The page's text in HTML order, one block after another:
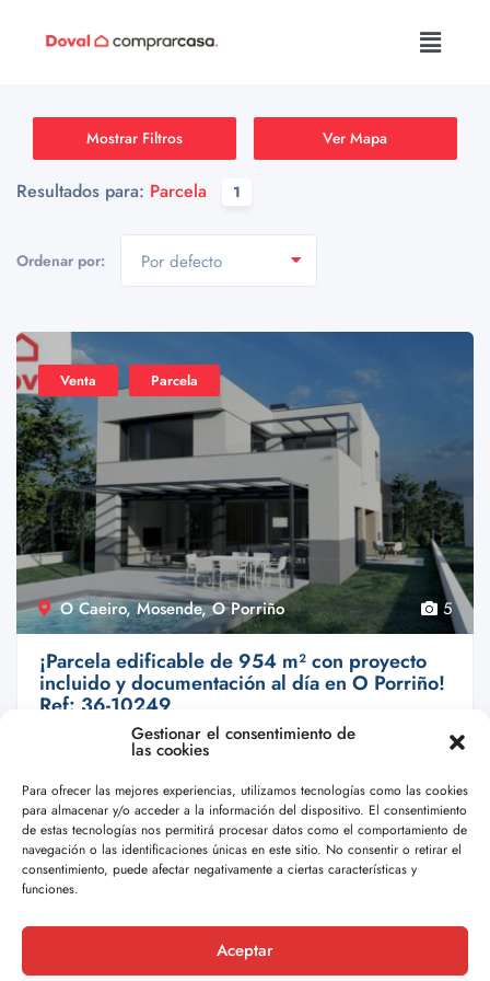
Gestionar el consentimiento de
las cookies
Para ofrecer las mejores experiencias, utilizamos tecnologías como las cookies
para almacenar y/o acceder a la información del dispositivo. El consentimiento
de estas tecnologías nos permitirá procesar datos como el comportamiento de
navegación o las identificaciones únicas en este sitio. No consentir o retirar el
consentimiento, puede afectar negativamente a ciertas características y
funciones.
Aceptar
Mostrar Filtros Ver Mapa
Resultados para: Parcela 1
Ordenar por: Por defecto
O Caeiro, Mosende, O Porriño
Venta Parcela
5
¡Parcela edificable de 954 m² con proyecto
incluido y documentación al día en O Porriño!
Ref: 36-10249
€60,000.00
¿Buscas un terreno listo para construir sin ...
244.32 m2
Por Doval